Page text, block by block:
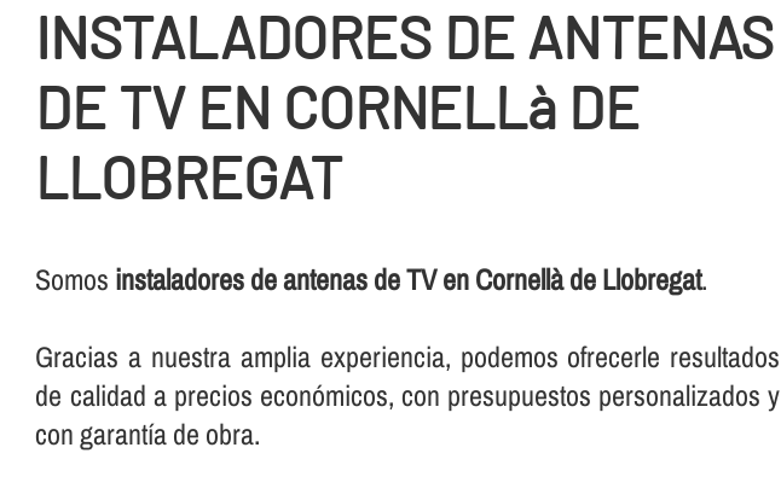
INSTALADORES DE ANTENAS
DE TV EN CORNELLà DE
LLOBREGAT
Somos instaladores de antenas de TV en Cornellà de Llobregat.
Gracias a nuestra amplia experiencia, podemos ofrecerle resultados
de calidad a precios económicos, con presupuestos personalizados y
con garantí­a de obra.